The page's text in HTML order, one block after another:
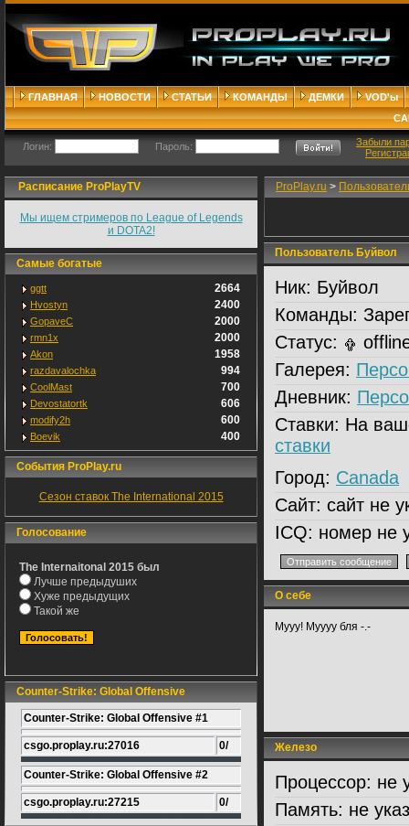
ГЛАВНАЯ НОВОСТИ СТАТЬИ КОМАНДЫ ДЕМКИ
VOD'ы
Логин: Пароль:
Забыли
Расписание ProPlayTV
Мы ищем стримеров по League of Legends
и DOTA2!
Самые богатые
ggtt 2664
Hvostyn 2400
GopaveC 2000
rmn1x 2000
Akon 1958
razdavalochka 994
CoolMast 700
Devostatortk 606
modify2h 600
Boevik 400
События ProPlay.ru
Сезон ставок The International 2015
Голосование
The Internaitonal 2015 был
Лучше предыдуших
Хуже предыдущих
Такой же
Counter-Strike: Global Offensive
Counter-Strike: Global Offensive #1
csgo.proplay.ru:27016 0/
Counter-Strike: Global Offensive #2
csgo.proplay.ru:27215 0/
ProPlay.ru >
Пользователь Буйвол
Ник: Буйвол
Команды:
Статус:
Галерея:
Дневник:
Ставки: На
ставки
Город: Canada
Сайт: сайт не
ICQ: номер не
О себе
Мууу! Муууу бля -.-
Железо
Процессор: не
Память: не